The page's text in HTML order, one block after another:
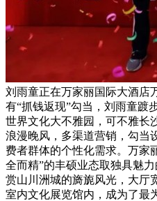
刘雨童正在万家丽国际大酒店
有“抓钱返现”勾当，刘雨童踱
世界文化大不雅园，可不雅长
浪漫晚风，多渠道营销，勾当
费者群体的个性化需求。万家
全而精”的丰硕业态取独具魅
赏山川洲城的旖旎风光，大厅
室内文化展览馆内，成为了最